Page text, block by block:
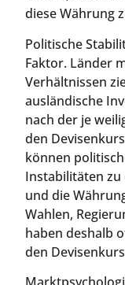
diese Währung
Politische
Faktor. Länder
Verhältnissen
ausländische
nach der je
den
können
Instabilitäten
und die
Wahlen,
haben deshalb
den